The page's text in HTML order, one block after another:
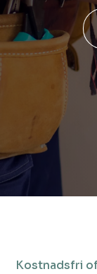
Kostnadsfri